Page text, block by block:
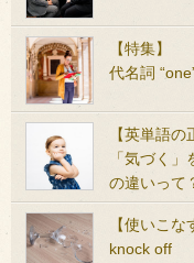
【特集】
代名詞
【英単語の
「気づく」
の違いって
【使いこな
knock off